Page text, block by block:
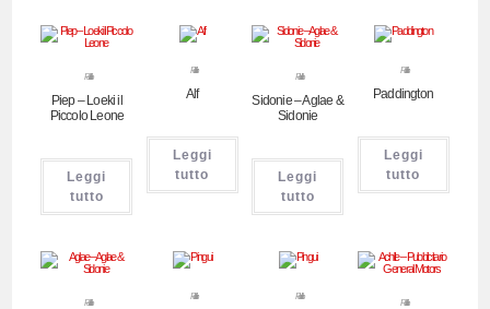
Pubblicitari
Piep – Loeki il
Piccolo Leone
Leggi
tutto
Pubblicitari
Alf
Leggi
tutto
Pubblicitari
Sidonie – Aglae &
Sidonie
Leggi
tutto
Pubblicitari
Paddington
Leggi
tutto
Pubblicitari
Pubblicitari Pubblicitari
Pubblicitari